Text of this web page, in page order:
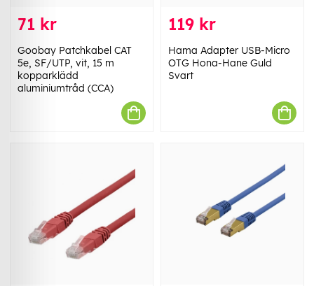
71 kr
Goobay Patchkabel CAT
5e, SF/UTP, vit, 15 m
kopparklädd
aluminiumtråd (CCA)
119 kr
Hama Adapter USB-Micro
OTG Hona-Hane Guld
Svart